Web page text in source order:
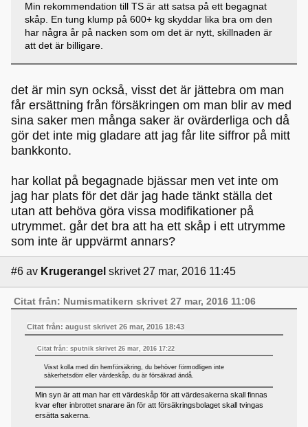
Min rekommendation till TS är att satsa på ett begagnat
skåp. En tung klump på 600+ kg skyddar lika bra om den
har några år på nacken som om det är nytt, skillnaden är
att det är billigare.
det är min syn också, visst det är jättebra om man
får ersättning från försäkringen om man blir av med
sina saker men många saker är ovärderliga och då
gör det inte mig gladare att jag får lite siffror på mitt
bankkonto.
har kollat på begagnade bjässar men vet inte om
jag har plats för det där jag hade tänkt ställa det
utan att behöva göra vissa modifikationer på
utrymmet. går det bra att ha ett skåp i ett utrymme
som inte är uppvärmt annars?
#6 av Krugerangel skrivet 27 mar, 2016 11:45
Citat från: Numismatikern skrivet 27 mar, 2016 11:06
Citat från: august skrivet 26 mar, 2016 18:43
Citat från: sputnik skrivet 26 mar, 2016 17:22
Visst kolla med din hemförsäkring, du behöver förmodligen inte
säkerhetsdörr eller värdeskåp, du är försäkrad ändå.
Min syn är att man har ett värdeskåp för att värdesakerna skall finnas
kvar efter inbrottet snarare än för att försäkringsbolaget skall tvingas
ersätta sakerna.